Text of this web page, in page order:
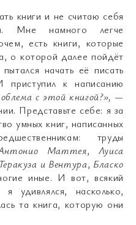
книги и не считаю себя
Мне намного легче
есть книги, которые
о которой далее пойдёт
начать её писать
приступил к написанию
с этой книгой?», —
Представьте себе: я за
умных книг, написанных
труды
Маттея, Луиса
и Вентура, Бласко
иные. И вот, всякий
удивлялся, насколько,
та книга, которую они